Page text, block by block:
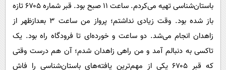
محیط زیست
فرهنگی
بین الملل
باستان‌شناسی تهیه می‌کردم. ساعت ۱۱ صبح بود. قبر شماره ۶۷۰۵ تازه
باز شده بود. وقت زیادی نداشتم؛ پرواز من ساعت ۳ بعدازظهر از
زاهدان انجام می‌شد. دو ساعت و خورده‌ای تا فرودگاه راه بود. یک
تاکسی به دنبالم آمد و من راهی زاهدان شدم؛ آن هم درست وقتی
که قبر ۶۷۰۵ یکی از مهم‌ترین یافته‌های باستان‌شناسی را فاش